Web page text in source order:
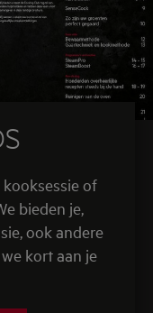
of
bieden je,
ook andere
kort aan je